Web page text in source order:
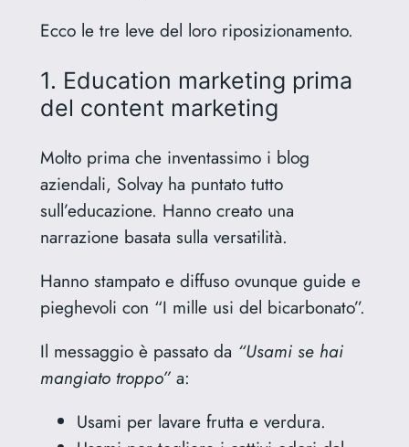
Ecco le tre leve del loro riposizionamento.
1. Education marketing prima
del content marketing
Molto prima che inventassimo i blog
aziendali, Solvay ha puntato tutto
sull’educazione. Hanno creato una
narrazione basata sulla versatilità.
Hanno stampato e diffuso ovunque guide e
pieghevoli con “I mille usi del bicarbonato”.
Il messaggio è passato da “Usami se hai
mangiato troppo”a:
Usami per lavare frutta e verdura.